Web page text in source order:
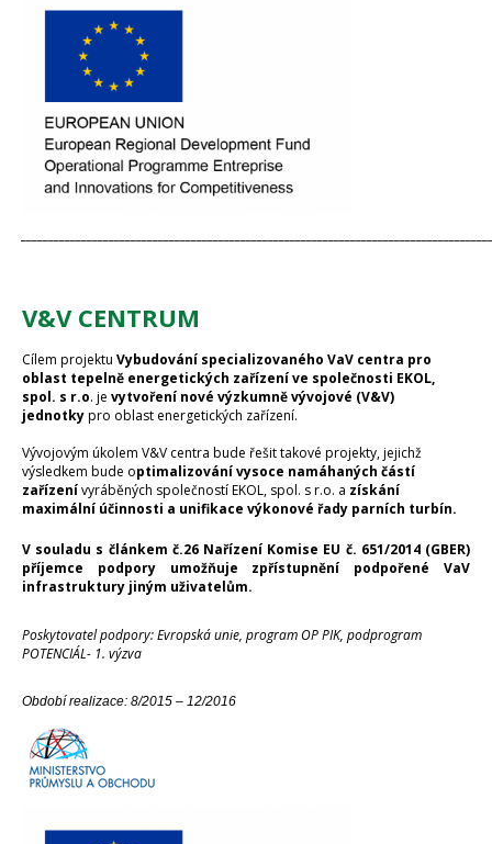
V&V CENTRUM
Cílem projektu Vybudování specializovaného VaV centra pro
oblast tepelně energetických zařízení ve společnosti EKOL,
spol. s r.o. je vytvoření nové výzkumně vývojové (V&V)
jednotkypro oblast energetických zařízení.
Vývojovým úkolem V&V centra bude řešit takové projekty, jejichž
výsledkem bude optimalizování vysoce namáhaných částí
zařízenívyráběných společností EKOL, spol. s r.o. a získání
maximální účinnosti a unifikace výkonové řady parních turbín.
V souladu s článkem č.26 Nařízení Komise EU č. 651/2014 (GBER)
příjemce podpory umožňuje zpřístupnění podpořené VaV
infrastruktury jiným uživatelům.
Poskytovatel podpory: Evropská unie, program OP PIK, podprogram
POTENCIÁL- 1. výzva
Období realizace: 8/2015 – 12/2016